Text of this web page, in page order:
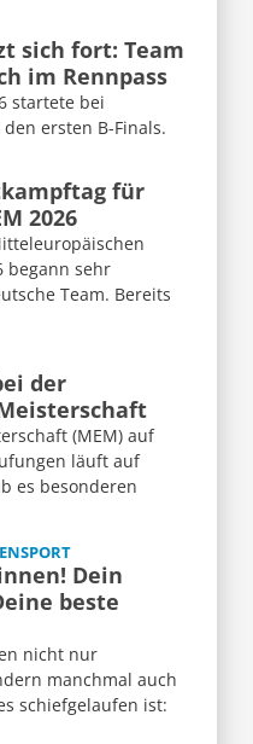
sich fort: Team
im Rennpass
startete bei
ersten B-Finals.
für
2026
begann sehr
Team. Bereits
der
(MEM) auf
läuft auf
es besonderen
Dein
beste
nicht nur
manchmal auch
schiefgelaufen ist: